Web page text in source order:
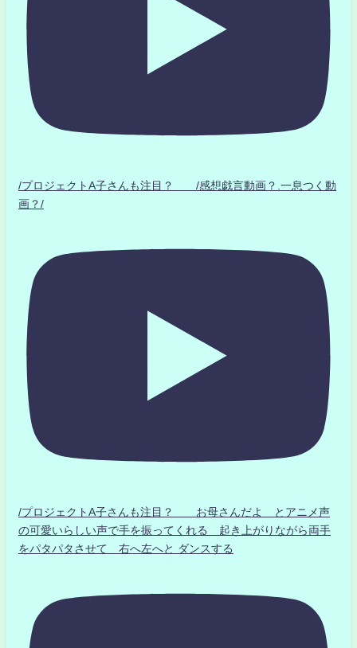
/プロジェクトA子さんも注目？ /感想戯言動画？.一息つく動
画？/
/プロジェクトA子さんも注目？ お母さんだよ とアニメ声
の可愛いらしい声で手を振ってくれる 起き上がりながら両手
をパタパタさせて 右へ左へと ダンスする